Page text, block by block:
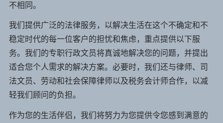
不相同。
我们提供广泛的法律服务，以解决生活在这个不确定和不
稳定时代的每一位客户的担忧和焦虑，重点提供以下服
务。我们的专职行政文员将真诚地解决您的问题，并提出
适合您个人需求的解决方案。必要时，我们还与律师、司
法文员、劳动和社会保障律师以及税务会计师合作，以减
轻我们顾问的负担。
作为您的生活伴侣，我们将努力为您提供令您感到满意的